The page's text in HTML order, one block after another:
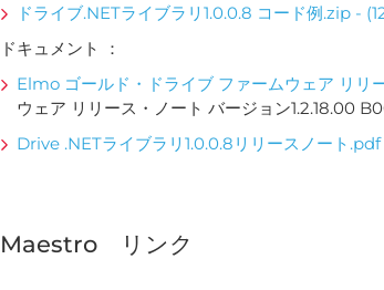
ドライブ.NETライブラリ1.0.0.8 コード例.zip -
ドキュメント ：
Elmo ゴールド・ドライブ ファームウェア リリ
ウェア リリース・ノート バージョン1.2.18.00
Drive .NETライブラリ1.0.0.8リリースノート.pdf
Maestro リンク